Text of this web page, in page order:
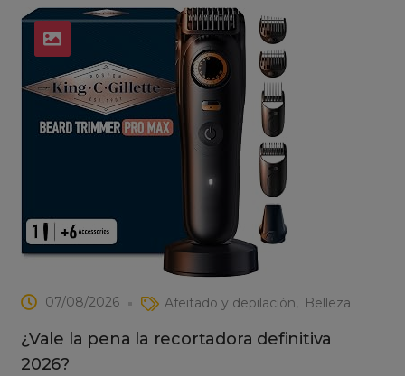
07/08/2026 Afeitado y depilación Belleza
¿Vale la pena la recortadora definitiva
2026?